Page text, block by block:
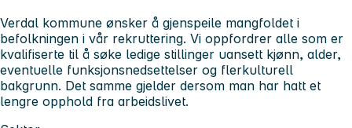
Verdal kommune ønsker å gjenspeile mangfoldet i
befolkningen i vår rekruttering. Vi oppfordrer alle som er
kvalifiserte til å søke ledige stillinger uansett kjønn, alder,
eventuelle funksjonsnedsettelser og flerkulturell
bakgrunn. Det samme gjelder dersom man har hatt et
lengre opphold fra arbeidslivet.